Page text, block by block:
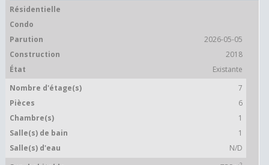
Résidentielle
Condo
Parution
2026-05-05
Construction
2018
État
Existante
Nombre d'étage(s)
7
Pièces
6
Chambre(s)
1
Salle(s) de bain
1
Salle(s) d'eau
N/D